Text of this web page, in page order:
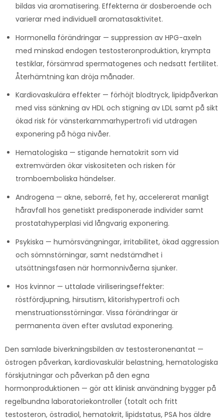
bildas via aromatisering. Effekterna är dosberoende och
varierar med individuell aromatasaktivitet.
Hormonella förändringar — suppression av HPG-axeln
med minskad endogen testosteronproduktion, krympta
testiklar, försämrad spermatogenes och nedsatt fertilitet.
Återhämtning kan dröja månader.
Kardiovaskulära effekter — förhöjt blodtryck, lipidpåverkan
med viss sänkning av HDL och stigning av LDL samt på sikt
ökad risk för vänsterkammarhypertrofi vid utdragen
exponering på höga nivåer.
Hematologiska — stigande hematokrit som vid
extremvärden ökar viskositeten och risken för
tromboemboliska händelser.
Androgena — akne, seborré, fet hy, accelererat manligt
håravfall hos genetiskt predisponerade individer samt
prostatahyperplasi vid långvarig exponering.
Psykiska — humörsvängningar, irritabilitet, ökad aggression
och sömnstörningar, samt nedstämdhet i
utsättningsfasen när hormonnivåerna sjunker.
Hos kvinnor — uttalade viriliseringseffekter:
röstfördjupning, hirsutism, klitorishypertrofi och
menstruationsstörningar. Vissa förändringar är
permanenta även efter avslutad exponering.
Den samlade biverkningsbilden av testosteronenantat —
östrogen påverkan, kardiovaskulär belastning, hematologiska
förskjutningar och påverkan på den egna
hormonproduktionen — gör att klinisk användning bygger på
regelbundna laboratoriekontroller (totalt och fritt
testosteron, östradiol, hematokrit, lipidstatus, PSA hos äldre